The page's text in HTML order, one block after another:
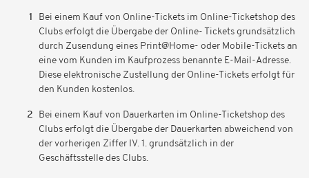
Bei einem Kauf von Online-Tickets im Online-Ticketshop des
Clubs erfolgt die Übergabe der Online- Tickets grundsätzlich
durch Zusendung eines Print@Home- oder Mobile-Tickets an
eine vom Kunden im Kaufprozess benannte E-Mail-Adresse.
Diese elektronische Zustellung der Online-Tickets erfolgt für
den Kunden kostenlos.
Bei einem Kauf von Dauerkarten im Online-Ticketshop des
Clubs erfolgt die Übergabe der Dauerkarten abweichend von
der vorherigen Ziffer IV. 1. grundsätzlich in der
Geschäftsstelle des Clubs.